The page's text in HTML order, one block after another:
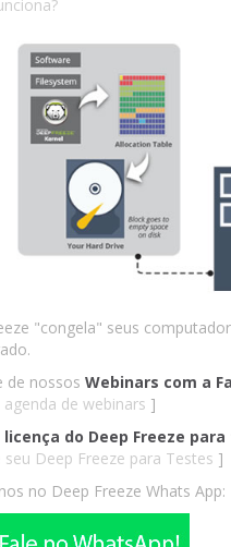
"congela" seus
de nossos Webinars com a
agenda de webinars ]
licença do Deep Freeze
seu Deep Freeze para Testes ]
no Deep Freeze Whats App: